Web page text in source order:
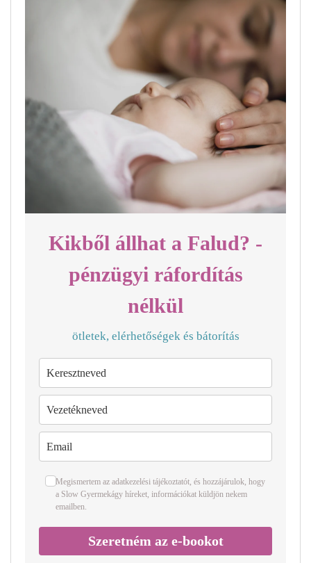
Kikből állhat a Falud? -
pénzügyi ráfordítás
nélkül
ötletek, elérhetőségek és bátorítás
Megismertem az adatkezelési tájékoztatót , és hozzájárulok, hogy
a Slow Gyermekágy híreket, információkat küldjön nekem
emailben.
Szeretném az e-bookot